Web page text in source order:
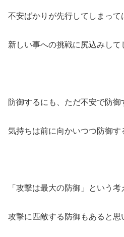
不安ばかりが先行してしまって
新しい事への挑戦に尻込みして
防御するにも、ただ不安で防御
気持ちは前に向かいつつ防御す
「攻撃は最大の防御」という考
攻撃に匹敵する防御もあると思